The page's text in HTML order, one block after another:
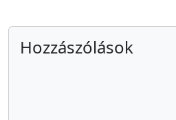
Hozzászólások